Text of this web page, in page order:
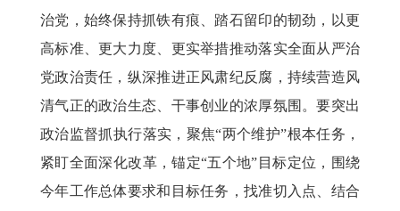
治党，始终保持抓铁有痕、踏石留印的韧劲，以更
高标准、更大力度、更实举措推动落实全面从严治
党政治责任，纵深推进正风肃纪反腐，持续营造风
清气正的政治生态、干事创业的浓厚氛围。要突出
政治监督抓执行落实，聚焦“两个维护”根本任务，
紧盯全面深化改革，锚定“五个地”目标定位，围绕
今年工作总体要求和目标任务，找准切入点、结合